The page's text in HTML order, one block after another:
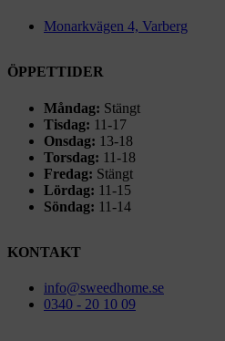
Monarkvägen 4, Varberg
ÖPPETTIDER
Måndag: Stängt
Tisdag: 11-17
Onsdag: 13-18
Torsdag: 11-18
Fredag: Stängt
Lördag: 11-15
Söndag: 11-14
KONTAKT
info@sweedhome.se
0340 - 20 10 09